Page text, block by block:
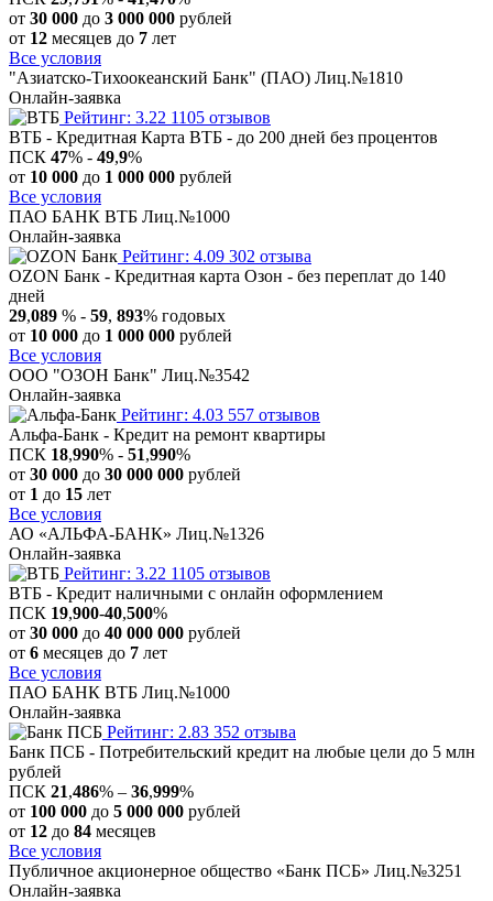
от 30 000 до 3 000 000 рублей
от 12 месяцев до 7 лет
Все условия
"Азиатско-Тихоокеанский Банк" (ПАО) Лиц.№1810
Онлайн-заявка
Рейтинг: 3.22 1105 отзывов
ВТБ - Кредитная Карта ВТБ - до 200 дней без процентов
ПСК 47% - 49,9%
от 10 000 до 1 000 000 рублей
Все условия
ПАО БАНК ВТБ Лиц.№1000
Онлайн-заявка
Рейтинг: 4.09 302 отзыва
OZON Банк - Кредитная карта Озон - без переплат до 140
дней
29,089 % - 59, 893% годовых
от 10 000 до 1 000 000 рублей
Все условия
ООО "ОЗОН Банк" Лиц.№3542
Онлайн-заявка
Рейтинг: 4.03 557 отзывов
Альфа-Банк - Кредит на ремонт квартиры
ПСК 18,990% - 51,990%
от 30 000 до 30 000 000 рублей
от 1 до 15 лет
Все условия
АО «АЛЬФА-БАНК» Лиц.№1326
Онлайн-заявка
Рейтинг: 3.22 1105 отзывов
ВТБ - Кредит наличными с онлайн оформлением
ПСК 19,900-40,500%
от 30 000 до 40 000 000 рублей
от 6 месяцев до 7 лет
Все условия
ПАО БАНК ВТБ Лиц.№1000
Онлайн-заявка
Рейтинг: 2.83 352 отзыва
Банк ПСБ - Потребительский кредит на любые цели до 5 млн
рублей
ПСК 21,486% – 36,999%
от 100 000 до 5 000 000 рублей
от 12 до 84 месяцев
Все условия
Публичное акционерное общество «Банк ПСБ» Лиц.№3251
Онлайн-заявка